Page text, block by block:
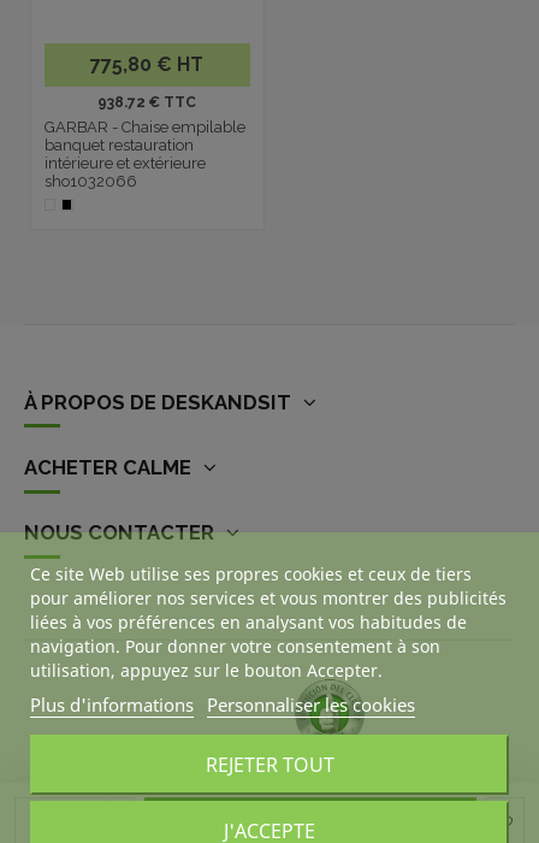
Ajouter au panier
775,80 € HT
938.72 € TTC
GARBAR - Chaise empilable
banquet restauration
intérieure et extérieure
sho1032066
À PROPOS DE DESKANDSIT
ACHETER CALME
NOUS CONTACTER
Ce site Web utilise ses propres cookies et ceux de tiers
pour améliorer nos services et vous montrer des publicités
liées à vos préférences en analysant vos habitudes de
navigation. Pour donner votre consentement à son
utilisation, appuyez sur le bouton Accepter.
Plus d'informations Personnaliser les cookies
REJETER TOUT
J'ACCEPTE